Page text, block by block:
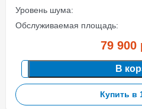
Уровень шума:
Обслуживаемая площадь:
79 900
В
Купить в